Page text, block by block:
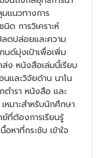
มแนวทางการ
ด การวิเคราะห์
ดปล่อยและความ
ด์มุ่งเป้าเพื่อเพิ่ม
ส่ง หนังสือเล่มนี้เรียบ
นและวิจัยด้าน นาโน
ตำรา หนังสือ และ
หมาะสำหรับนักศึกษา
ที่ต้องการเรียนรู้
หาที่กระชับ เข้าใจ